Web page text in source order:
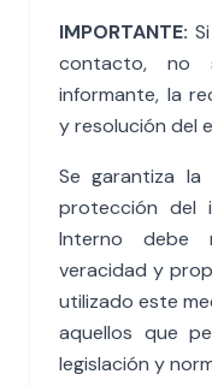
IMPORTANTE:
contacto, no
informante, la
y resolución del
Se garantiza la
protección del
Interno debe
veracidad y
utilizado este
aquellos que
legislación y